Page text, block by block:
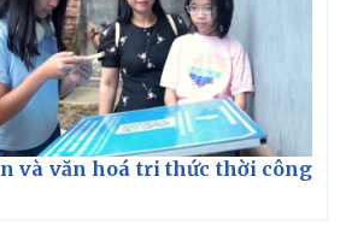
và văn hoá tri thức thời công